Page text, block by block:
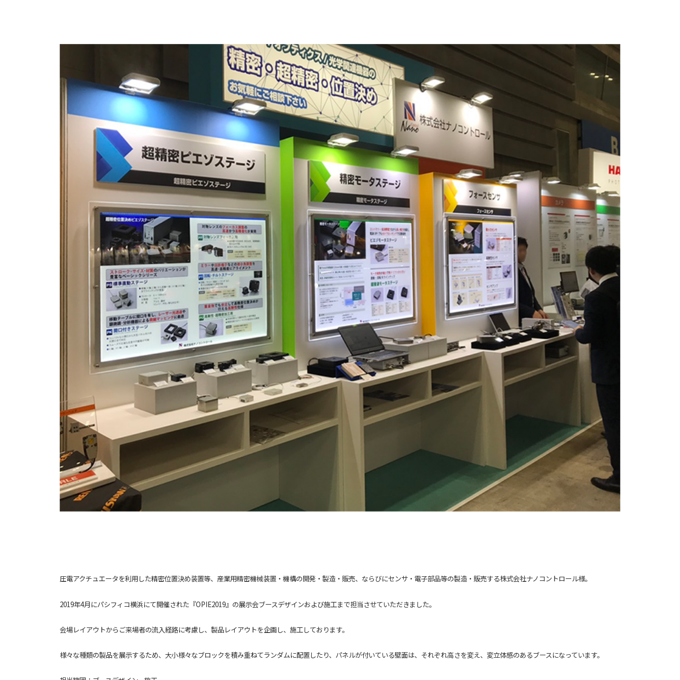
圧電アクチュエータを利用した精密位置決め装置等、産業用精密機械装置・機構の開発・製造・販売、ならびにセンサ・電子部品等の製造・販売する株式会社ナノコントロール様。
2019年4月にパシフィコ横浜にて開催された『OPIE2019』の展示会ブースデザインおよび施工まで担当させていただきました。
会場レイアウトからご来場者の流入経路に考慮し、製品レイアウトを企画し、施工しております。
様々な種類の製品を展示するため、大小様々なブロックを積み重ねてランダムに配置したり、パネルが付いている壁面は、それぞれ高さを変え、変立体感のあるブースになっています。